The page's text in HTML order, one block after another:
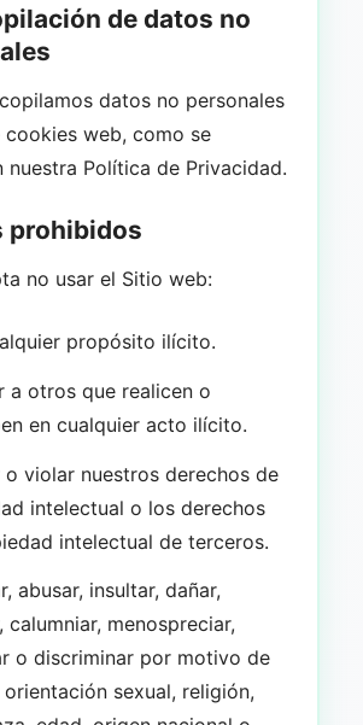
de datos no
datos no personales
web, como se
nuestra Política de Privacidad.
prohibidos
no usar el Sitio web:
propósito ilícito.
a otros que realicen o
en cualquier acto ilícito.
o violar nuestros derechos de
intelectual o los derechos
intelectual de terceros.
abusar, insultar, dañar,
calumniar, menospreciar,
o discriminar por motivo de
sexual, religión,